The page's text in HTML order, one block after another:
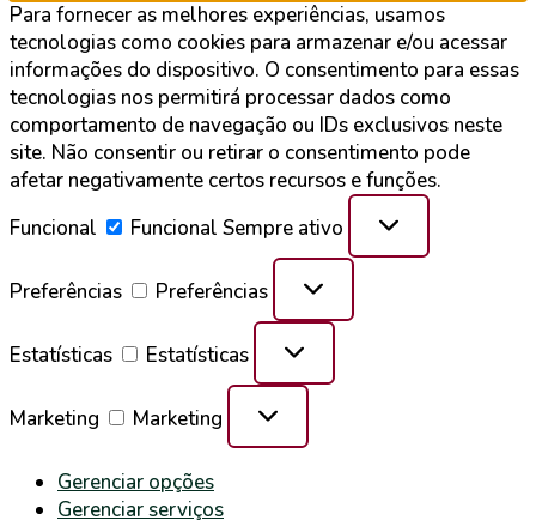
Para fornecer as melhores experiências, usamos
tecnologias como cookies para armazenar e/ou acessar
informações do dispositivo. O consentimento para essas
tecnologias nos permitirá processar dados como
comportamento de navegação ou IDs exclusivos neste
site. Não consentir ou retirar o consentimento pode
afetar negativamente certos recursos e funções.
Funcional
Funcional Sempre ativo
Preferências Preferências
Estatísticas Estatísticas
Marketing Marketing
Gerenciar opções
Gerenciar serviços